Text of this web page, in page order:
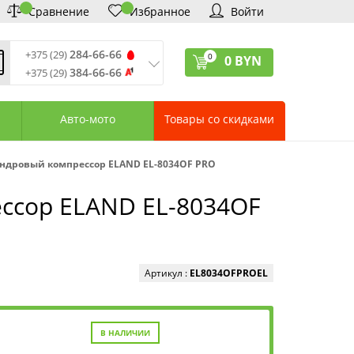
Сравнение Избранное Войти
+375 (29)284-66-66
+375 (29)384-66-66
10:00—18:00
(17) 388-66-33
«Удачник»
СЦ «Удачник»
0 0 BYN
Авто-мото Товары со скидками
компрессор ELAND EL-8034OF PRO
ELAND EL-8034OF
Артикул : EL8034OFPROEL
В НАЛИЧИИ